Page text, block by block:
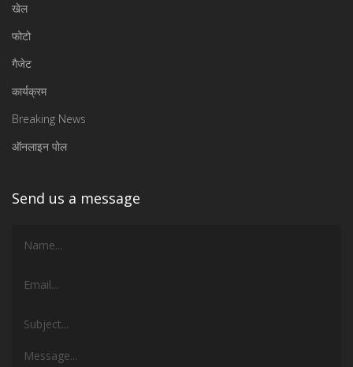
खेल
फोटो
गैजेट
कार्यक्रम
Breaking News
ऑनलाइन पोल
Send us a message